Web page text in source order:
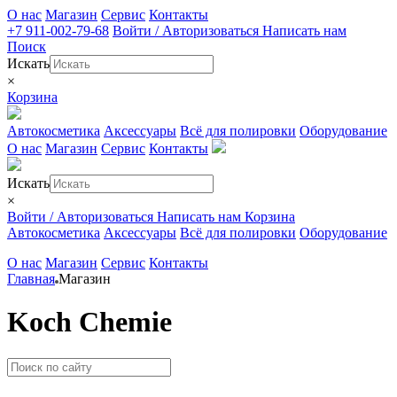
О нас Магазин Сервис Контакты
+7 911-002-79-68 Войти / Авторизоваться Написать нам
Поиск
Искать
×
Корзина
Автокосметика Аксессуары Всё для полировки Оборудование
О нас Магазин Сервис Контакты
Искать
×
Войти / Авторизоваться Написать нам Корзина
Автокосметика Аксессуары Всё для полировки Оборудование
О нас Магазин Сервис Контакты
Главная Магазин
Koch Chemie